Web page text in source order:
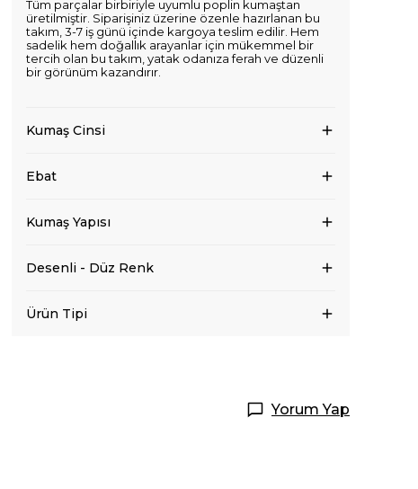
Tüm parçalar birbiriyle uyumlu poplin kumaştan
üretilmiştir. Siparişiniz üzerine özenle hazırlanan bu
takım, 3-7 iş günü içinde kargoya teslim edilir. Hem
sadelik hem doğallık arayanlar için mükemmel bir
tercih olan bu takım, yatak odanıza ferah ve düzenli
bir görünüm kazandırır.
Kumaş Cinsi
Ebat
Kumaş Yapısı
Desenli - Düz Renk
Ürün Tipi
Yorum Yap